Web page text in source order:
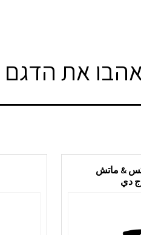
את
& ماتش
دي